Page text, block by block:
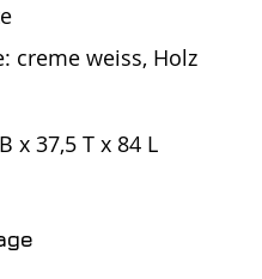
creme weiss, Holz
x 37,5 T x 84 L